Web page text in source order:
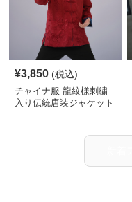
¥3,850 (税込)
チャイナ服 龍紋様刺繍
入り伝統唐装ジャケット